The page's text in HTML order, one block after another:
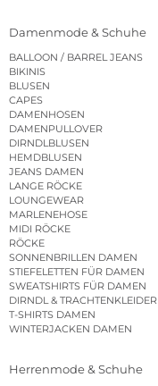
Damenmode & Schuhe
BALLOON / BARREL JEANS
BIKINIS
BLUSEN
CAPES
DAMENHOSEN
DAMENPULLOVER
DIRNDLBLUSEN
HEMDBLUSEN
JEANS DAMEN
LANGE RÖCKE
LOUNGEWEAR
MARLENEHOSE
MIDI RÖCKE
RÖCKE
SONNENBRILLEN DAMEN
STIEFELETTEN FÜR DAMEN
SWEATSHIRTS FÜR DAMEN
DIRNDL & TRACHTENKLEIDER
T-SHIRTS DAMEN
WINTERJACKEN DAMEN
Herrenmode & Schuhe